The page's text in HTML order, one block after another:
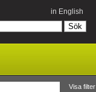
in English
Visa filter